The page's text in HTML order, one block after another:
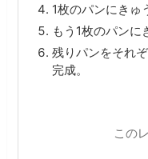
1枚のパンにきゅ
もう1枚のパンに
残りパンをそれ
完成。
この